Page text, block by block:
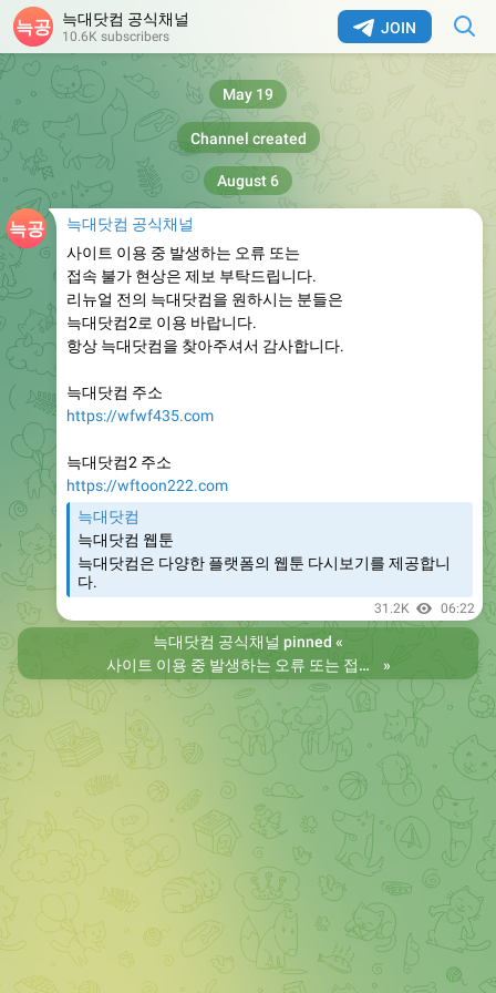
JOIN
늑대닷컴 공식채널
10.6K subscribers
Channel created
May 19
늑대닷컴 공식채널
사이트 이용 중 발생하는 오류 또는
접속 불가 현상은 제보 부탁드립니다.
리뉴얼 전의 늑대닷컴을 원하시는 분들은
늑대닷컴2로 이용 바랍니다.
항상 늑대닷컴을 찾아주셔서 감사합니다.
늑대닷컴 주소
https://wfwf435.com
늑대닷컴2 주소
https://wftoon222.com
늑대닷컴
늑대닷컴 웹툰
늑대닷컴은 다양한 플랫폼의 웹툰 다시보기를 제공합니
다.
31.2K 06:22
August 6
늑대닷컴 공식채널 pinned «
사이트 이용 중 발생하는 오류 또는 접속 불가 현상은 제보 부탁드립니다. 리뉴얼 전의 늑대닷컴을 원하시는 분들은 늑대닷컴2로 이용 바랍니다. 항상 늑대닷컴을 찾아주셔서 감사합니다. 늑대닷컴 주소 https://wfwf435.com 늑대닷컴2 주소 https://wftoon222.com
»